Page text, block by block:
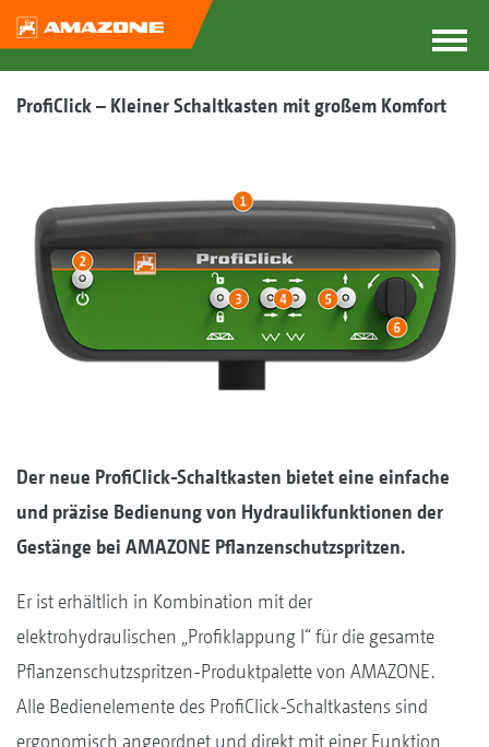
ProfiClick – Kleiner Schaltkasten mit großem Komfort
Der neue ProfiClick-Schaltkasten bietet eine einfache
und präzise Bedienung von Hydraulikfunktionen der
Gestänge bei AMAZONE Pflanzenschutzspritzen.
Er ist erhältlich in Kombination mit der
elektrohydraulischen „Profiklappung I“ für die gesamte
Pflanzen­schutz­spritzen-Produktpalette von AMAZONE.
Alle ­Bedienelemente des ProfiClick-Schaltkastens sind
ergonomisch angeordnet und direkt mit einer Funktion